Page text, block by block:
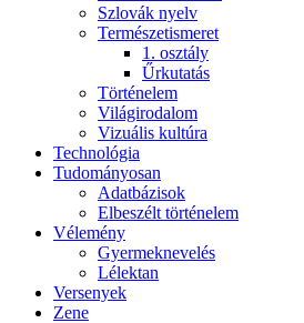
Szlovák nyelv
Természetismeret
1. osztály
Űrkutatás
Történelem
Világirodalom
Vizuális kultúra
Technológia
Tudományosan
Adatbázisok
Elbeszélt történelem
Vélemény
Gyermeknevelés
Lélektan
Versenyek
Zene